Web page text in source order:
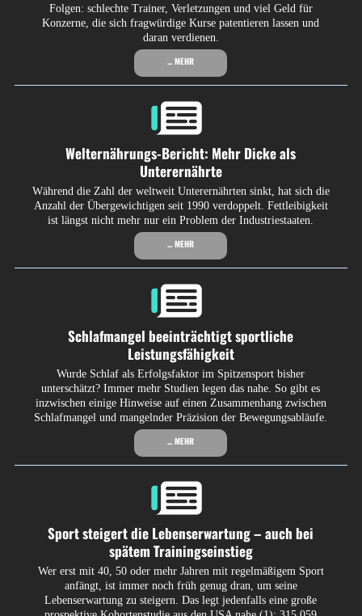
Folgen: schlechte Trainer, Verletzungen und viel Geld für
Konzerne, die sich fragwürdige Kurse patentieren lassen und
daran verdienen.
... MEHR
Welternährungs-Bericht: Mehr Dicke als
Unterernährte
Während die Zahl der weltweit Unterernährten sinkt, hat sich die
Anzahl der Übergewichtigen seit 1990 verdoppelt. Fettleibigkeit
ist längst nicht mehr nur ein Problem der Industriestaaten.
... MEHR
Schlafmangel beeinträchtigt sportliche
Leistungsfähigkeit
Wurde Schlaf als Erfolgsfaktor im Spitzensport bisher
unterschätzt? Immer mehr Studien legen das nahe. So gibt es
inzwischen einige Hinweise auf einen Zusammenhang zwischen
Schlafmangel und mangelnder Präzision der Bewegungsabläufe.
... MEHR
Sport steigert die Lebenserwartung – auch bei
spätem Trainingseinstieg
Wer erst mit 40, 50 oder mehr Jahren mit regelmäßigem Sport
anfängt, ist immer noch früh genug dran, um seine
Lebenserwartung zu steigern. Das legt jedenfalls eine große